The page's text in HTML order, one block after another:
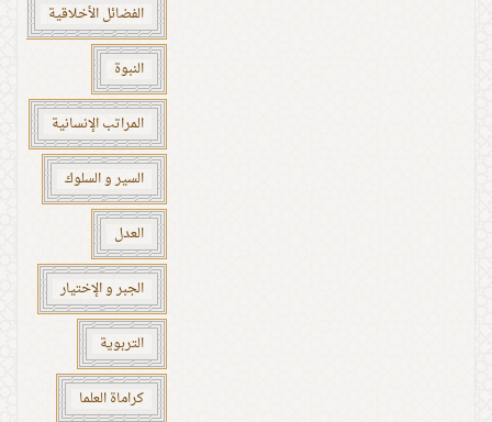
الفضائل الأخلاقية
النبوة
المراتب الإنسانية
السير و السلوك
العدل
الجبر و الإختيار
التربوية
كراماة العلما